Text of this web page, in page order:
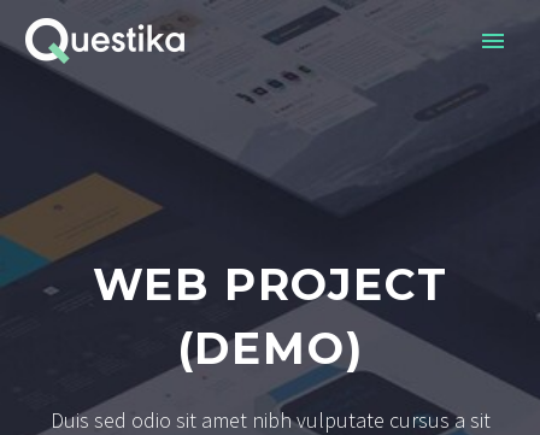
WEB PROJECT
(DEMO)
Duis sed odio sit amet nibh vulputate cursus a sit